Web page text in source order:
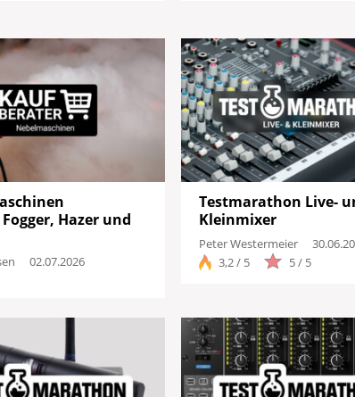
Licht
Vocals
Software
Ergebnisse anzeigen
Hazer und
02.07.2026
Testmarathon Live-
Kleinmixer
Peter Westermeier
3,2 / 5
5 / 5